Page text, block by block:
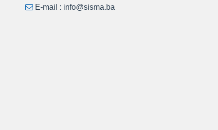
E-mail : info@sisma.ba